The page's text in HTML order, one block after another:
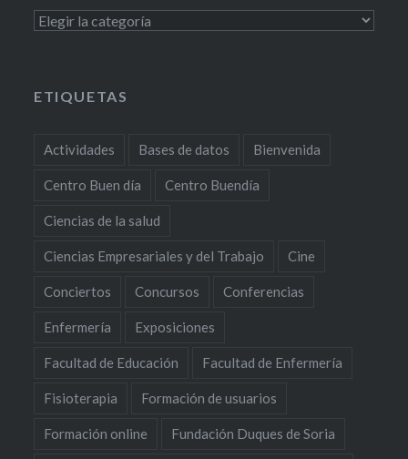
Categorías
ETIQUETAS
Actividades Bases de datos Bienvenida
Centro Buen día Centro Buendía
Ciencias de la salud
Ciencias Empresariales y del Trabajo Cine
Conciertos Concursos Conferencias
Enfermería Exposiciones
Facultad de Educación Facultad de Enfermería
Fisioterapia Formación de usuarios
Formación online Fundación Duques de Soria